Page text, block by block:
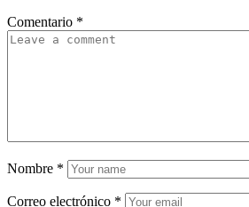
Comentario *
Nombre *
Correo electrónico *